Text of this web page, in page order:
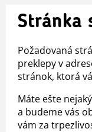
Stránka
Požadovaná
preklepy v
stránok, ktorá
Máte ešte
a budeme vás
vám za